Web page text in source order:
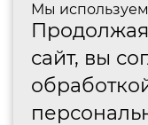
Мы
Продолжая
сайт, вы